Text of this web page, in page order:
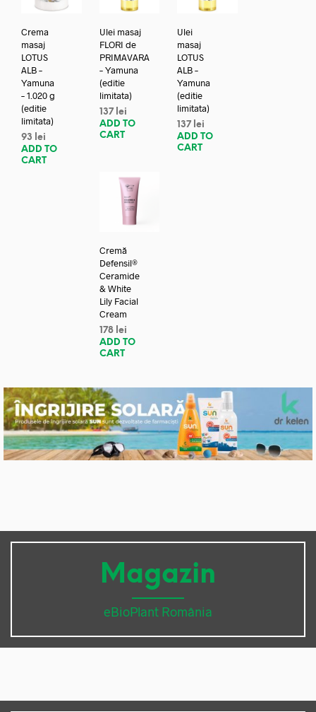
Crema
masaj
LOTUS
ALB –
Yamuna
– 1.020 g
(editie
limitata)
93
lei
ADD TO
CART
Ulei masaj
FLORI de
PRIMAVARA
– Yamuna
(editie
limitata)
137 lei
ADD TO
CART
Ulei
masaj
LOTUS
ALB –
Yamuna
(editie
limitata)
137 lei
ADD TO
CART
Cremă
Defensil®
Ceramide
& White
Lily Facial
Cream
178 lei
ADD TO
CART
Magazin
eBioPlant România